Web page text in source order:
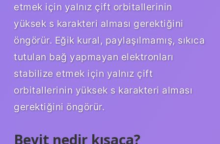
etmek için yalnız çift orbitallerinin
yüksek s karakteri alması gerektiğini
öngörür. Eğik kural, paylaşılmamış, sıkıca
tutulan bağ yapmayan elektronları
stabilize etmek için yalnız çift
orbitallerinin yüksek s karakteri alması
gerektiğini öngörür.
Beyit nedir kısaca?